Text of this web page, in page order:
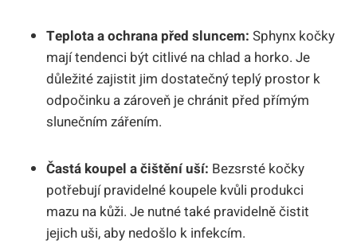
Teplota a ochrana před sluncem: Sphynx kočky
mají tendenci být citlivé na chlad a horko. Je
důležité zajistit jim dostatečný teplý prostor k
odpočinku a zároveň je chránit před přímým
slunečním zářením.
Častá koupel a čištění uší: Bezsrsté kočky
potřebují pravidelné koupele kvůli produkci
mazu na kůži. Je nutné také pravidelně čistit
jejich uši, aby nedošlo k infekcím.